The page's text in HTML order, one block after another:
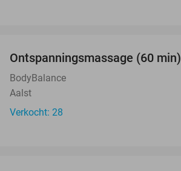
Ontspanningsmassage (60 min)
BodyBalance
Aalst
Verkocht: 28